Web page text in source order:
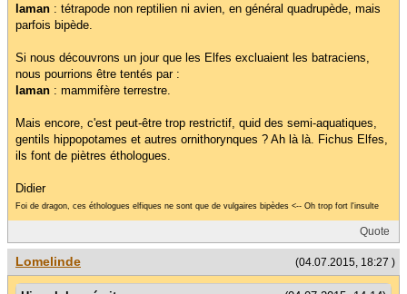
laman : tétrapode non reptilien ni avien, en général quadrupède, mais
parfois bipède.
Si nous découvrons un jour que les Elfes excluaient les batraciens,
nous pourrions être tentés par :
laman : mammifère terrestre.
Mais encore, c'est peut-être trop restrictif, quid des semi-aquatiques,
gentils hippopotames et autres ornithorynques ? Ah là là. Fichus Elfes,
ils font de piètres éthologues.
Didier
Foi de dragon, ces éthologues elfiques ne sont que de vulgaires bipèdes <-- Oh trop fort l'insulte
Quote
(04.07.2015, 18:27 )
Lomelinde